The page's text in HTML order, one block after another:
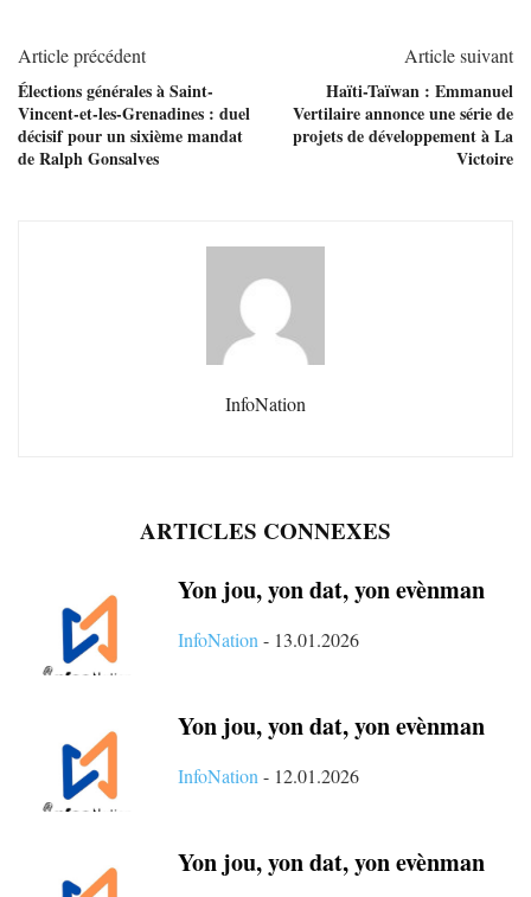
Article précédent
Élections générales à Saint-
Vincent-et-les-Grenadines : duel
décisif pour un sixième mandat
de Ralph Gonsalves
Article suivant
Haïti-Taïwan : Emmanuel
Vertilaire annonce une série de
projets de développement à La
Victoire
InfoNation
ARTICLES CONNEXES
Yon jou, yon dat, yon evènman
InfoNation - 13.01.2026
Yon jou, yon dat, yon evènman
InfoNation - 12.01.2026
Yon jou, yon dat, yon evènman